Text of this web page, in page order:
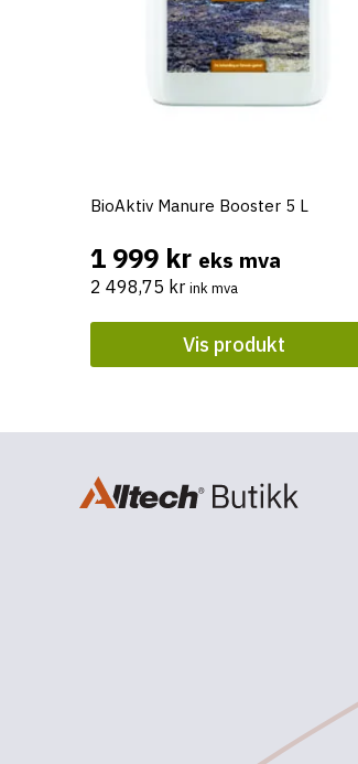
BioAktiv Manure Booster 5 L
1 999 kr eks mva
2 498,75 kr ink mva
Vis produkt